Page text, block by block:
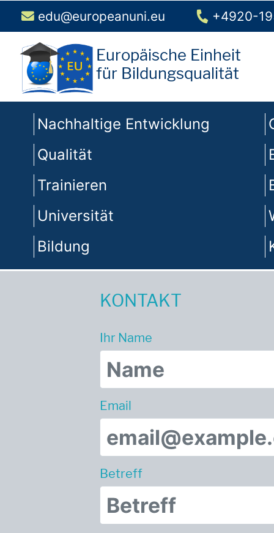
edu@europeanuni.eu +4920-
Europäische Einheit
für Bildungsqualität
Nachhaltige Entwicklung
Qualität
Trainieren
Universität
Bildung
KONTAKT
Ihr Name
Email
Betreff